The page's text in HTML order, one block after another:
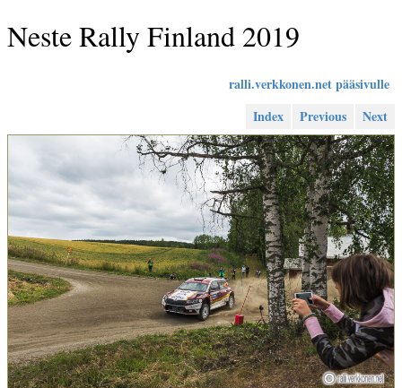
Neste Rally Finland 2019
ralli.verkkonen.net pääsivulle
Index
Previous Next